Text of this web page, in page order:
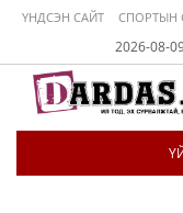
ҮНДСЭН САЙТ СПОРТЫН
2026-08-